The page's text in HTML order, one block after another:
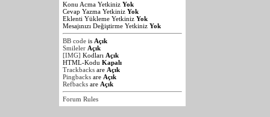
Konu Acma Yetkiniz Yok
Cevap Yazma Yetkiniz Yok
Eklenti Yükleme Yetkiniz Yok
Mesajınızı Değiştirme Yetkiniz Yok
BB code is Açık
Smileler Açık
[IMG] Kodları Açık
HTML-Kodu Kapalı
Trackbacks are Açık
Pingbacks are Açık
Refbacks are Açık
Forum Rules